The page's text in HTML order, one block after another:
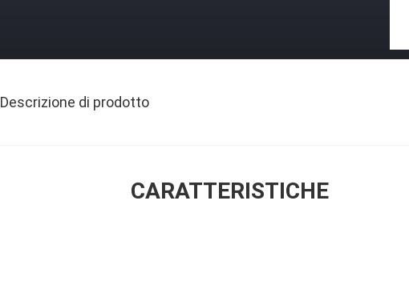
Descrizione di prodotto
CARATTERISTICHE